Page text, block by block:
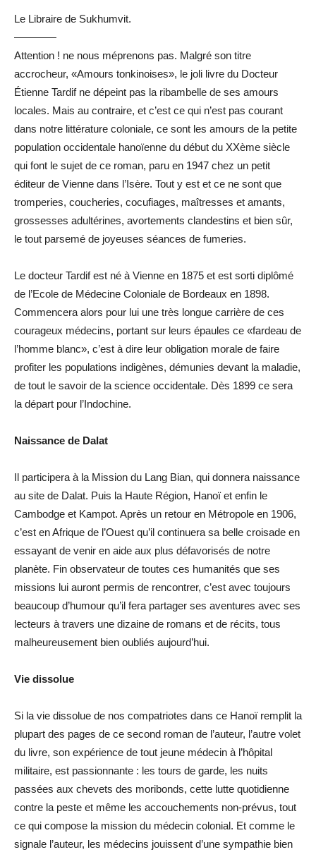
Le Libraire de Sukhumvit.
————
Attention ! ne nous méprenons pas. Malgré son titre
accrocheur, «Amours tonkinoises», le joli livre du Docteur
Étienne Tardif ne dépeint pas la ribambelle de ses amours
locales. Mais au contraire, et c’est ce qui n’est pas courant
dans notre littérature coloniale, ce sont les amours de la petite
population occidentale hanoïenne du début du XXème siècle
qui font le sujet de ce roman, paru en 1947 chez un petit
éditeur de Vienne dans l’Isère. Tout y est et ce ne sont que
tromperies, coucheries, cocufiages, maîtresses et amants,
grossesses adultérines, avortements clandestins et bien sûr,
le tout parsemé de joyeuses séances de fumeries.
Le docteur Tardif est né à Vienne en 1875 et est sorti diplômé
de l’Ecole de Médecine Coloniale de Bordeaux en 1898.
Commencera alors pour lui une très longue carrière de ces
courageux médecins, portant sur leurs épaules ce «fardeau de
l’homme blanc», c’est à dire leur obligation morale de faire
profiter les populations indigènes, démunies devant la maladie,
de tout le savoir de la science occidentale. Dès 1899 ce sera
la départ pour l’Indochine.
Naissance de Dalat
Il participera à la Mission du Lang Bian, qui donnera naissance
au site de Dalat. Puis la Haute Région, Hanoï et enfin le
Cambodge et Kampot. Après un retour en Métropole en 1906,
c’est en Afrique de l’Ouest qu’il continuera sa belle croisade en
essayant de venir en aide aux plus défavorisés de notre
planète. Fin observateur de toutes ces humanités que ses
missions lui auront permis de rencontrer, c’est avec toujours
beaucoup d’humour qu’il fera partager ses aventures avec ses
lecteurs à travers une dizaine de romans et de récits, tous
malheureusement bien oubliés aujourd’hui.
Vie dissolue
Si la vie dissolue de nos compatriotes dans ce Hanoï remplit la
plupart des pages de ce second roman de l’auteur, l’autre volet
du livre, son expérience de tout jeune médecin à l’hôpital
militaire, est passionnante : les tours de garde, les nuits
passées aux chevets des moribonds, cette lutte quotidienne
contre la peste et même les accouchements non-prévus, tout
ce qui compose la mission du médecin colonial. Et comme le
signale l’auteur, les médecins jouissent d’une sympathie bien